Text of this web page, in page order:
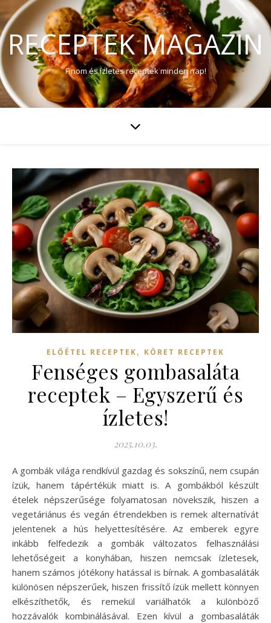
RECEPTEK MAGAZIN
Finom és ízletes receptek minden nap!
ELŐÉTEL RECEPTEK, KÖRET RECEPTEK
Fenséges gombasaláta
receptek – Egyszerű és
ízletes!
2025.10.03.
A gombák világa rendkívül gazdag és sokszínű, nem csupán
ízük, hanem tápértékük miatt is. A gombákból készült
ételek népszerűsége folyamatosan növekszik, hiszen a
vegetáriánus és vegán étrendekben is remek alternatívát
jelentenek a hús helyettesítésére. Az emberek egyre
inkább felfedezik a gombák változatos felhasználási
lehetőségeit a konyhában, hiszen nemcsak ízletesek,
hanem számos jótékony hatással is bírnak. A gombasaláták
különösen népszerűek, hiszen frissítő ízük mellett könnyen
elkészíthetők, és remekül variálhatók a különböző
hozzávalók kombinálásával. Ezen kívül a gombasaláták